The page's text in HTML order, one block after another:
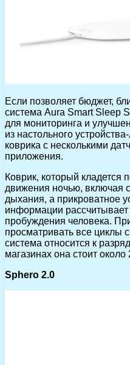
Если позволяет бюджет,
система Aura Smart Sleep
для мониторинга и
из настольного
коврика с несколькими
приложения.
Коврик, который кладется
движения ночью, включая
дыхания, а прикроватное
информации
пробуждения человека.
просматривать все циклы
система относится к
магазинах она стоит
Sphero 2.0